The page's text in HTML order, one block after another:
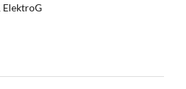
ElektroG